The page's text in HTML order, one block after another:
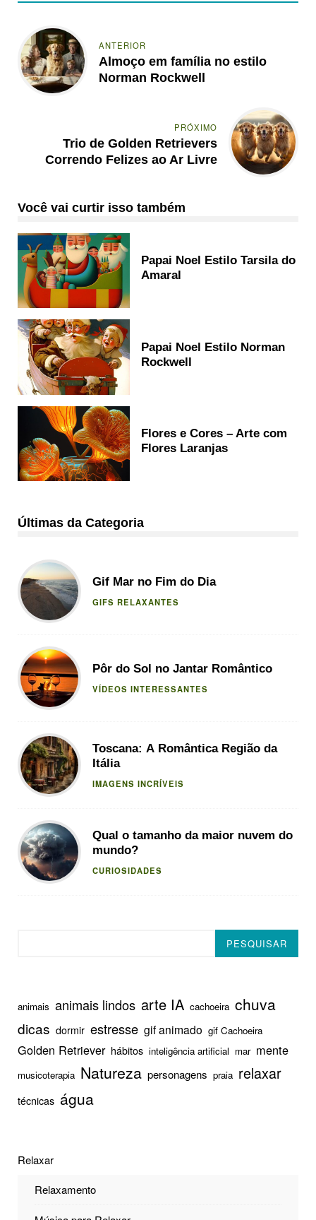
ANTERIOR
Almoço em família no estilo
Norman Rockwell
PRÓXIMO
Trio de Golden Retrievers
Correndo Felizes ao Ar Livre
Você vai curtir isso também
Papai Noel Estilo Tarsila do
Amaral
Papai Noel Estilo Norman
Rockwell
Flores e Cores – Arte com
Flores Laranjas
Últimas da Categoria
Gif Mar no Fim do Dia
GIFS RELAXANTES
Pôr do Sol no Jantar Romântico
VÍDEOS INTERESSANTES
Toscana: A Romântica Região da
Itália
IMAGENS INCRÍVEIS
Qual o tamanho da maior nuvem do
mundo?
CURIOSIDADES
PESQUISAR
animais animais lindos arte IA cachoeira chuva
dicas dormir estresse gif animado gif Cachoeira
Golden Retriever hábitos inteligência artificial mar mente
musicoterapia Natureza personagens praia relaxar
técnicas água
Relaxar
Relaxamento